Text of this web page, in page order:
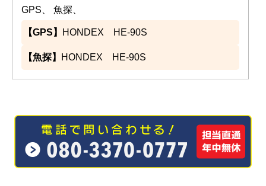
GPS、 魚探、
【GPS】 HONDEX HE-90S
【魚探】 HONDEX HE-90S